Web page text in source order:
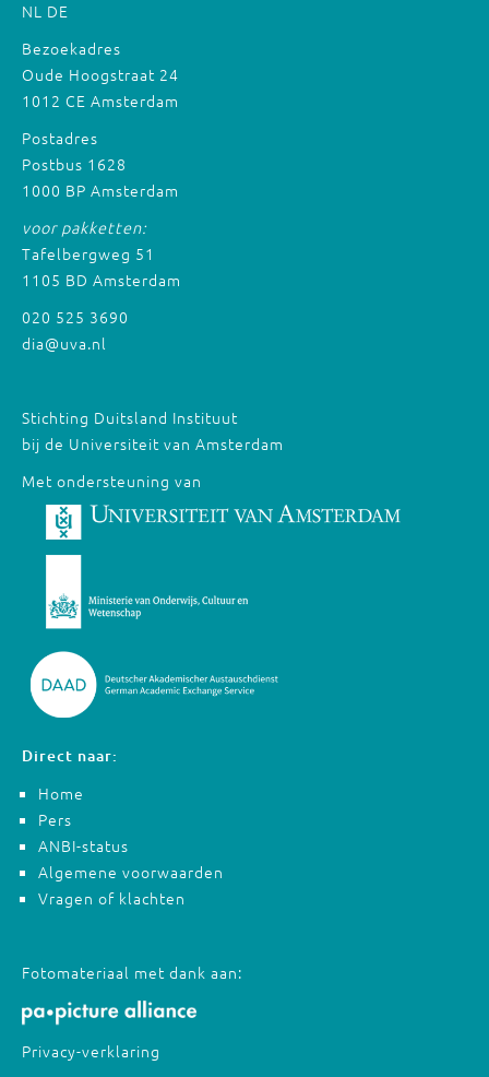
NL DE
Bezoekadres
Oude Hoogstraat 24
1012 CE Amsterdam
Postadres
Postbus 1628
1000 BP Amsterdam
voor pakketten:
Tafelbergweg 51
1105 BD Amsterdam
020 525 3690
dia@uva.nl
Stichting Duitsland Instituut
bij de Universiteit van Amsterdam
Met ondersteuning van
Direct naar:
Home
Pers
ANBI-status
Algemene voorwaarden
Vragen of klachten
Fotomateriaal met dank aan:
Privacy-verklaring